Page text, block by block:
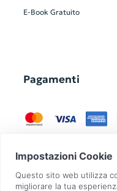
E-Book Gratuito
Pagamenti